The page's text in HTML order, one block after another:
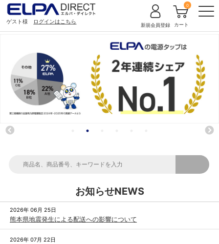
ゲスト様 ログインはこちら 新規会員登録 カート
0
お知らせNEWS
2026年 06月 25日
熊本県地震発生による配送への影響について
2026年 07月 22日